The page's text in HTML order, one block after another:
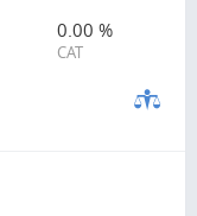
0.00 %
CAT